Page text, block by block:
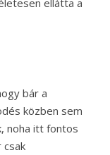
bár a
közben sem
noha itt fontos
csak